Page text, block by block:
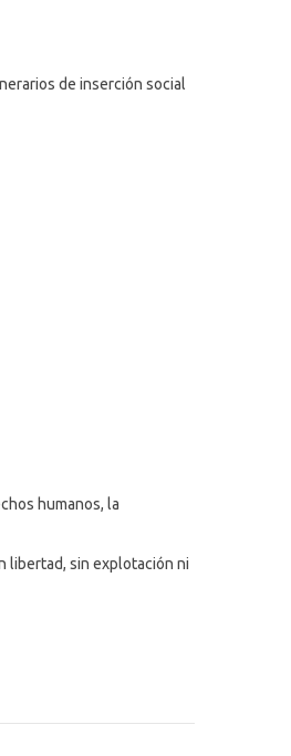
de inserción social
humanos, la
libertad, sin explotación ni